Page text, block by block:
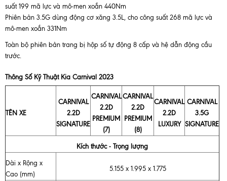
suất 199 mã lực và mô-men xoắn 440Nm
Phiên bản 3.5G dùng động cơ xăng 3.5L, cho công suất 268 mã lực và
mô-men xoắn 331Nm
Toàn bộ phiên bản trang bị hộp số tự động 8 cấp và hệ dẫn động cầu
trước.
Thông Số Kỹ Thuật Kia Carnival 2023
TÊN XE
CARNIVAL
2.2D
SIGNATURE
CARNIVAL
2.2D
PREMIUM
(7)
CARNIVAL
2.2D
PREMIUM
(8)
CARNIVAL
2.2D
LUXURY
CARNIVAL
3.5G
SIGNATURE
Kích thước - Trọng lượng
Dài x Rộng x
Cao (mm)
5.155 x 1.995 x 1.775